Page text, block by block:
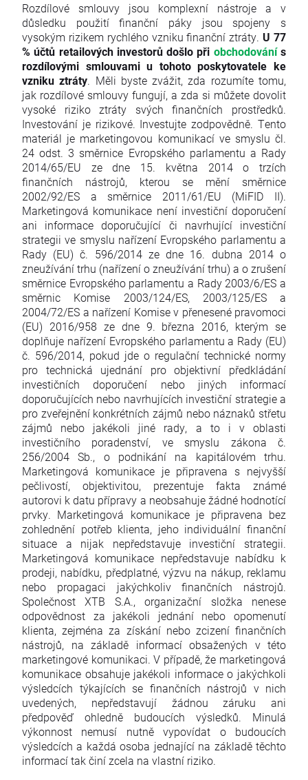
Rozdílové smlouvy jsou komplexní nástroje a v
důsledku použití finanční páky jsou spojeny s
vysokým rizikem rychlého vzniku finanční ztráty. U 77
% účtů retailových investorů došlo při obchodovánís
rozdílovými smlouvami u tohoto poskytovatele ke
vzniku ztráty. Měli byste zvážit, zda rozumíte tomu,
jak rozdílové smlouvy fungují, a zda si můžete dovolit
vysoké riziko ztráty svých finančních prostředků.
Investování je rizikové. Investujte zodpovědně. Tento
materiál je marketingovou komunikací ve smyslu čl.
24 odst. 3 směrnice Evropského parlamentu a Rady
2014/65/EU ze dne 15. května 2014 o trzích
finančních nástrojů, kterou se mění směrnice
2002/92/ES a směrnice 2011/61/EU (MiFID II).
Marketingová komunikace není investiční doporučení
ani informace doporučující či navrhující investiční
strategii ve smyslu nařízení Evropského parlamentu a
Rady (EU) č. 596/2014 ze dne 16. dubna 2014 o
zneužívání trhu (nařízení o zneužívání trhu) a o zrušení
směrnice Evropského parlamentu a Rady 2003/6/ES a
směrnic Komise 2003/124/ES, 2003/125/ES a
2004/72/ES a nařízení Komise v přenesené pravomoci
(EU) 2016/958 ze dne 9. března 2016, kterým se
doplňuje nařízení Evropského parlamentu a Rady (EU)
č. 596/2014, pokud jde o regulační technické normy
pro technická ujednání pro objektivní předkládání
investičních doporučení nebo jiných informací
doporučujících nebo navrhujících investiční strategie a
pro zveřejnění konkrétních zájmů nebo náznaků střetu
zájmů nebo jakékoli jiné rady, a to i v oblasti
investičního poradenství, ve smyslu zákona č.
256/2004 Sb., o podnikání na kapitálovém trhu.
Marketingová komunikace je připravena s nejvyšší
pečlivostí, objektivitou, prezentuje fakta známé
autorovi k datu přípravy a neobsahuje žádné hodnotící
prvky. Marketingová komunikace je připravena bez
zohlednění potřeb klienta, jeho individuální finanční
situace a nijak nepředstavuje investiční strategii.
Marketingová komunikace nepředstavuje nabídku k
prodeji, nabídku, předplatné, výzvu na nákup, reklamu
nebo propagaci jakýchkoliv finančních nástrojů.
Společnost XTB S.A., organizační složka nenese
odpovědnost za jakékoli jednání nebo opomenutí
klienta, zejména za získání nebo zcizení finančních
nástrojů, na základě informací obsažených v této
marketingové komunikaci. V případě, že marketingová
komunikace obsahuje jakékoli informace o jakýchkoli
výsledcích týkajících se finančních nástrojů v nich
uvedených, nepředstavují žádnou záruku ani
předpověď ohledně budoucích výsledků. Minulá
výkonnost nemusí nutně vypovídat o budoucích
výsledcích a každá osoba jednající na základě těchto
informací tak činí zcela na vlastní riziko.